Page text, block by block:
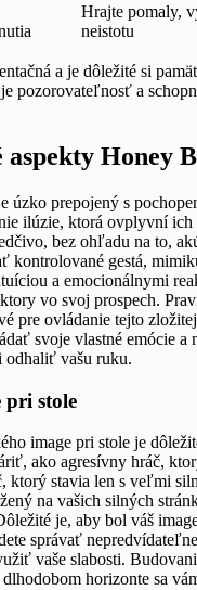
Hrajte pomaly,
neistotu
a je dôležité si
pozorovateľnosť a
aspekty Honey
úzko prepojený s
ilúzie, ktorá ovplyvní ich
bez ohľadu na to,
kontrolované gestá,
a emocionálnymi
vo svoj prospech.
pre ovládanie tejto
svoje vlastné emócie a
odhaliť vašu ruku.
pri stole
image pri stole je
ako agresívny hráč,
ktorý stavia len s veľmi
na vašich silných
je, aby bol váš
správať
vaše slabosti.
horizonte sa